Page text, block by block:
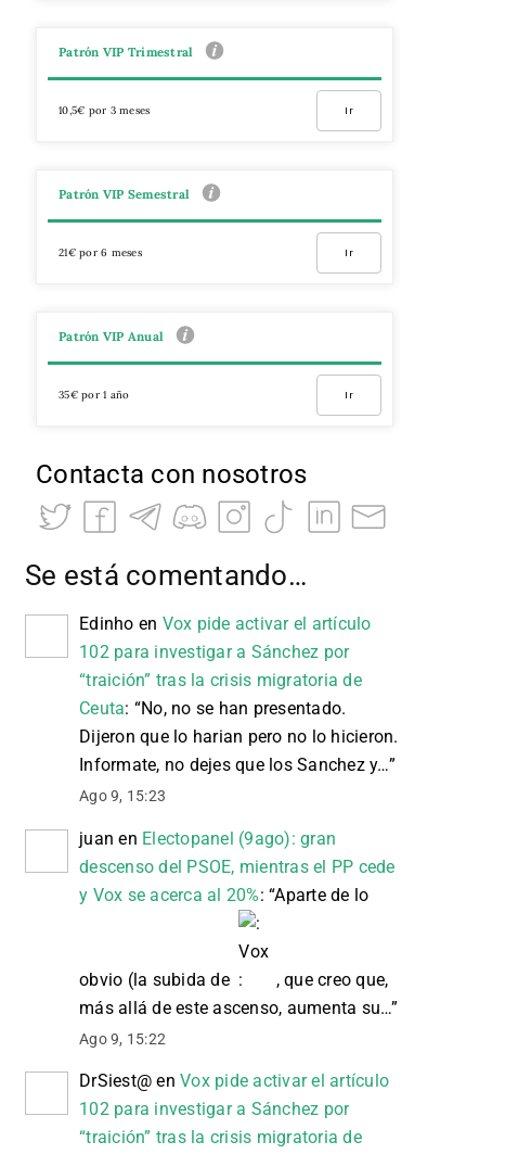
Patrón VIP Trimestral
10,5€ por 3 meses Ir
Patrón VIP Semestral
21€ por 6 meses Ir
Patrón VIP Anual
35€ por 1 año Ir
Contacta con nosotros
Se está comentando…
Edinho en Vox pide activar el artículo
102 para investigar a Sánchez por
“traición” tras la crisis migratoria de
Ceuta: “No, no se han presentado.
Dijeron que lo harian pero no lo hicieron.
Informate, no dejes que los Sanchez y…”
Ago 9, 15:23
juan en Electopanel (9ago): gran
descenso del PSOE, mientras el PP cede
y Vox se acerca al 20%: “Aparte de lo
obvio (la subida de
, que creo que,
más allá de este ascenso, aumenta su…”
Ago 9, 15:22
DrSiest@ en Vox pide activar el artículo
102 para investigar a Sánchez por
“traición” tras la crisis migratoria de